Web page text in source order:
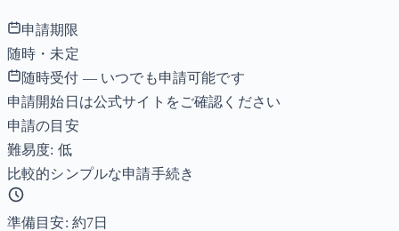
申請期限
随時・未定
随時受付 — いつでも申請可能です
申請開始日は公式サイトをご確認ください
申請の目安
難易度: 低
比較的シンプルな申請手続き
準備目安: 約7日